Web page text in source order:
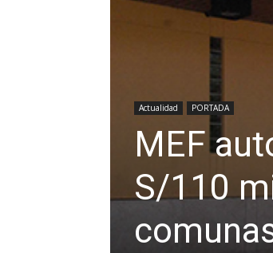
Actualidad PORTADA
MEF
S/110